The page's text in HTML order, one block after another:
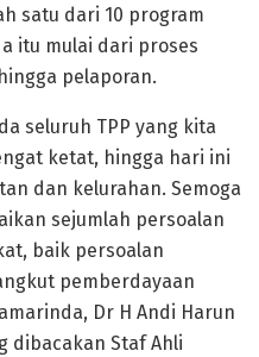
satu dari 10 program
itu mulai dari proses
pelaporan.
seluruh TPP yang kita
ketat, hingga hari ini
dan kelurahan. Semoga
sejumlah persoalan
baik persoalan
pemberdayaan
Dr H Andi Harun
dibacakan Staf Ahli